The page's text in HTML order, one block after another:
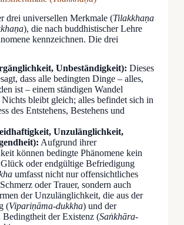
drei universellen Merkmale (Tilakkhaṇa
), die nach buddhistischer Lehre
kennzeichnen. Die drei
Unbeständigkeit): Dieses
dass alle bedingten Dinge – alles,
ist – einem ständigen Wandel
bleibt gleich; alles befindet sich in
des Entstehens, Bestehens und
Unzulänglichkeit,
Aufgrund ihrer
können bedingte Phänomene kein
Glück oder endgültige Befriedigung
umfasst nicht nur offensichtliches
oder Trauer, sondern auch
der Unzulänglichkeit, die aus der
(Vipariṇāma-dukkha) und der
Bedingtheit der Existenz (Saṅkhāra-